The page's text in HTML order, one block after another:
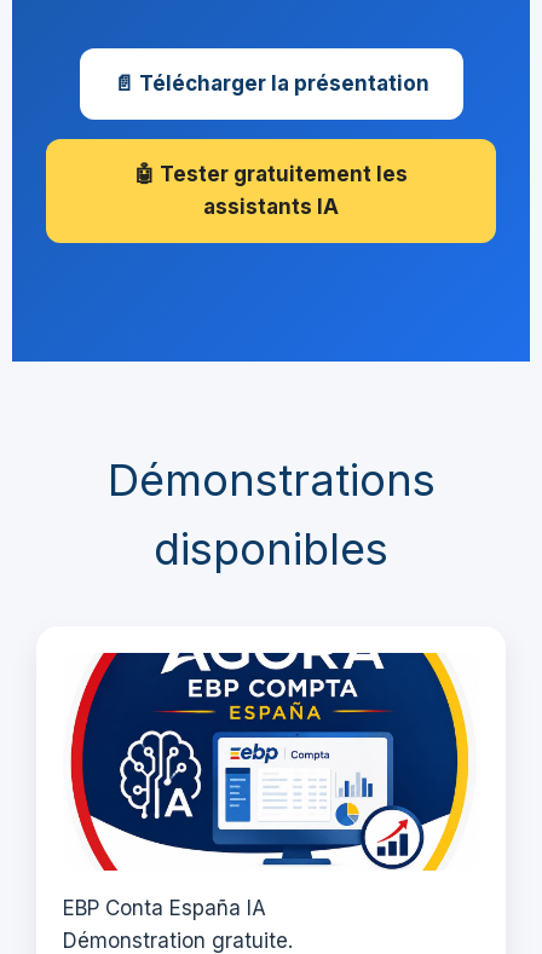
📄 Télécharger la présentation
🤖 Tester gratuitement les
assistants IA
Démonstrations
disponibles
EBP Conta España IA
Démonstration gratuite.